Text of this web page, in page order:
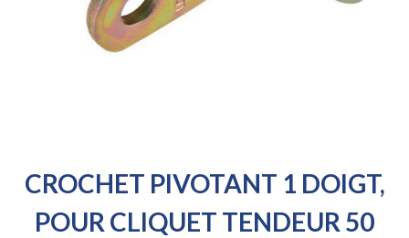
CROCHET PIVOTANT 1 DOIGT,
POUR CLIQUET TENDEUR 50